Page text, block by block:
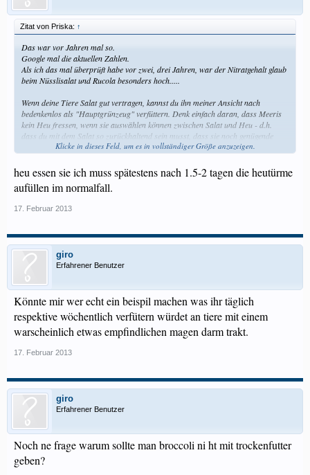
Zitat von Priska: ↑
Das war vor Jahren mal so.
Google mal die aktuellen Zahlen.
Als ich das mal überprüft habe vor zwei, drei Jahren, war der Nitratgehalt glaub
beim Nüsslisalat und Rucola besonders hoch.....
Wenn deine Tiere Salat gut vertragen, kannst du ihn meiner Ansicht nach
bedenkenlos als "Hauptgrünzeug" verfüttern. Denk einfach daran, dass Meeris
kein Heu fressen, wenn sie auswählen können zwischen Salat und Heu - d.h.
dass du mit dem Salat so zurückhaltend sein musst, dass sie noch genügende
Mengen von Heu zu siche nehmen.
Gruss
Priska
Klicke in dieses Feld, um es in vollständiger Größe anzuzeigen.
heu essen sie ich muss spätestens nach 1.5-2 tagen die heutürme
aufüllen im normalfall.
17. Februar 2013
giro
Erfahrener Benutzer
Könnte mir wer echt ein beispil machen was ihr täglich
respektive wöchentlich verfütern würdet an tiere mit einem
warscheinlich etwas empfindlichen magen darm trakt.
17. Februar 2013
giro
Erfahrener Benutzer
Noch ne frage warum sollte man broccoli ni ht mit trockenfutter
geben?